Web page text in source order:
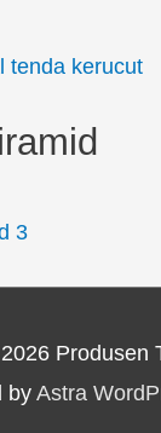
Produsen
byAstra